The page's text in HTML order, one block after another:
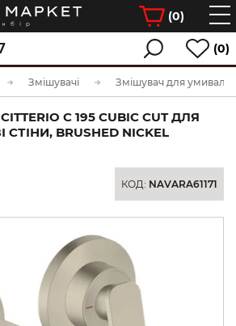
(0)
(0)
Змішувачі Змішувач для
C 195 CUBIC CUT ДЛЯ
BRUSHED NICKEL
КОД: NAVARA61171